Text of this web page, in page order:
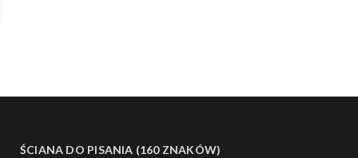
ŚCIANA DO PISANIA (160 ZNAKÓW)